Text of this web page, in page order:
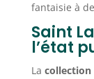
fantaisie à
Saint
l’état
La collection